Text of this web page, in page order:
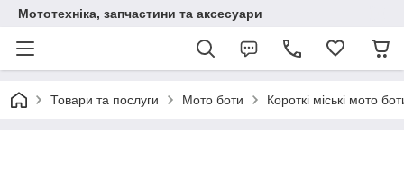
Мототехніка, запчастини та аксесуари
Товари та послуги Мото боти Короткі міські мото